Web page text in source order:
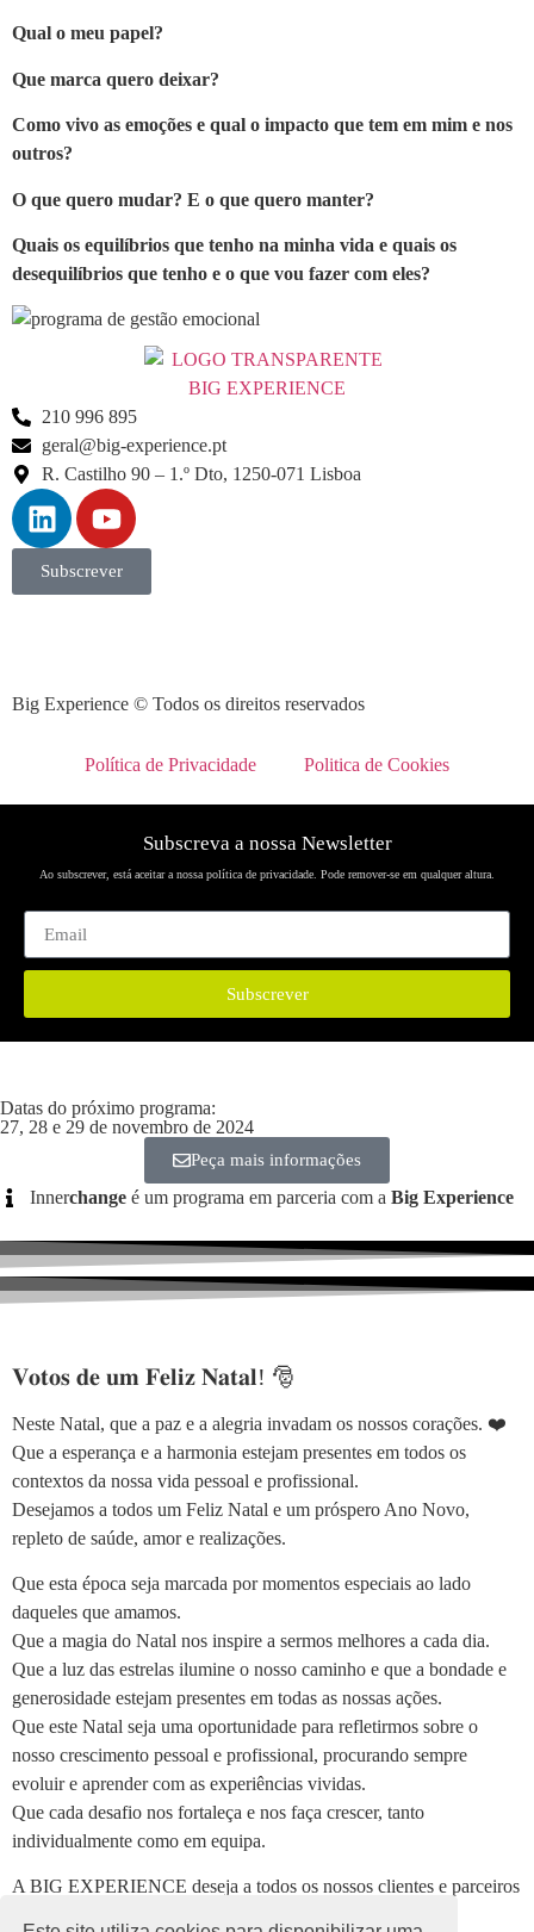
Qual o meu papel?
Que marca quero deixar?
Como vivo as emoções e qual o impacto que tem em mim e nos
outros?
O que quero mudar? E o que quero manter?
Quais os equilíbrios que tenho na minha vida e quais os
desequilíbrios que tenho e o que vou fazer com eles?
210 996 895
geral@big-experience.pt
R. Castilho 90 – 1.º Dto, 1250-071 Lisboa
Subscrever
Big Experience © Todos os direitos reservados
Política de Privacidade Politica de Cookies
Subscreva a nossa Newsletter
Ao subscrever, está aceitar a nossa política de privacidade. Pode remover-se em qualquer altura.
Subscrever
Datas do próximo programa:
27, 28 e 29 de novembro de 2024
Peça mais informações
Innerchange é um programa em parceria com a Big Experience
𝐕𝐨𝐭𝐨𝐬 𝐝𝐞 𝐮𝐦 𝐅𝐞𝐥𝐢𝐳 𝐍𝐚𝐭𝐚𝐥! 🎅
Neste Natal, que a paz e a alegria invadam os nossos corações. ❤️
Que a esperança e a harmonia estejam presentes em todos os
contextos da nossa vida pessoal e profissional.
Desejamos a todos um Feliz Natal e um próspero Ano Novo,
repleto de saúde, amor e realizações.
Que esta época seja marcada por momentos especiais ao lado
daqueles que amamos.
Que a magia do Natal nos inspire a sermos melhores a cada dia.
Que a luz das estrelas ilumine o nosso caminho e que a bondade e
generosidade estejam presentes em todas as nossas ações.
Que este Natal seja uma oportunidade para refletirmos sobre o
nosso crescimento pessoal e profissional, procurando sempre
evoluir e aprender com as experiências vividas.
Que cada desafio nos fortaleça e nos faça crescer, tanto
individualmente como em equipa.
A BIG EXPERIENCE deseja a todos os nossos clientes e parceiros